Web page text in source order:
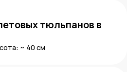
тюльпанов в
~ 40 см